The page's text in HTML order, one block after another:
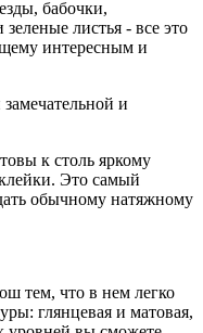
бабочки,
листья - все это
интересным и
и
к столь яркому
Это самый
обычному натяжному
тем, что в нем легко
глянцевая и матовая,